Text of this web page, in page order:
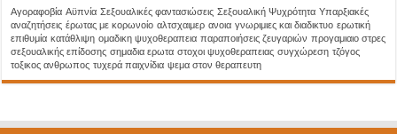
Aγοραφοβία Αϋπνία Σεξουαλικές φαντασιώσεις Σεξουαλική Ψυχρότητα Υπαρξιακές
αναζητήσεις έρωτας με κορωνοίο αλτσχαιμερ ανοια γνωριμιες και διαδικτυο ερωτική
επιθυμία κατάθλιψη ομαδικη ψυχοθεραπεια παραποιήσεις ζευγαριών προγαμιαιο στρες
σεξουαλικής επίδοσης σημαδια ερωτα στοχοι ψυχοθεραπειας συγχώρεση τζόγος
τοξικος ανθρωπος τυχερά παιχνίδια ψεμα στον θεραπευτη